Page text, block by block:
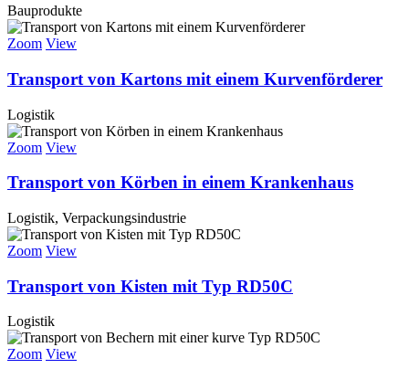
Bauprodukte
Zoom View
Transport von Kartons mit einem Kurvenförderer
Logistik
Zoom View
Transport von Körben in einem Krankenhaus
Logistik, Verpackungsindustrie
Zoom View
Transport von Kisten mit Typ RD50C
Logistik
Zoom View